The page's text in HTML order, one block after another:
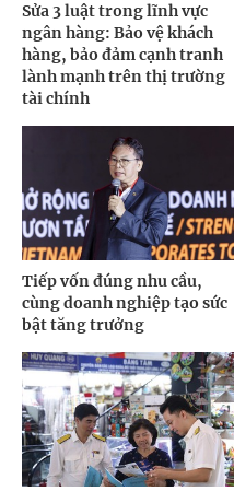
Sửa 3 luật trong lĩnh vực
ngân hàng: Bảo vệ khách
hàng, bảo đảm cạnh tranh
lành mạnh trên thị trường
tài chính
Tiếp vốn đúng nhu cầu,
cùng doanh nghiệp tạo sức
bật tăng trưởng